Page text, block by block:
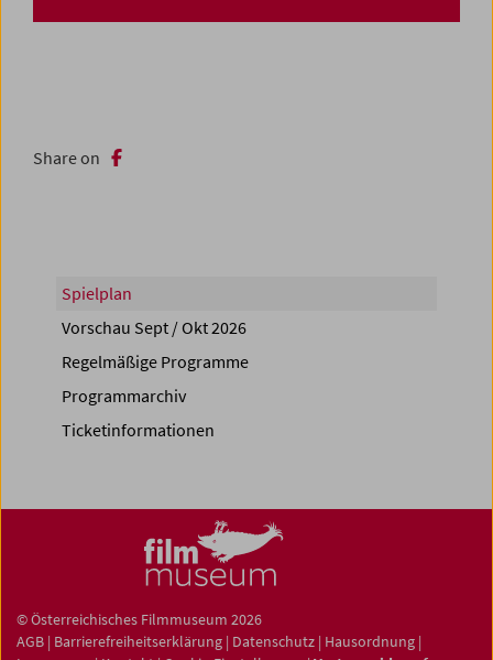
Share on
Spielplan
Vorschau Sept / Okt 2026
Regelmäßige Programme
Programmarchiv
Ticketinformationen
© Österreichisches Filmmuseum 2026
AGB | Barrierefreiheitserklärung | Datenschutz | Hausordnung |